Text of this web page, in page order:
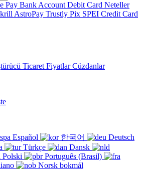
Pay Bank Account Debit Card Neteller
AstroPay Trustly Pix SPEI Credit Card
Ticaret FiyatlarCüzdanlar
Español 한국어
Deutsch
Türkçe
Dansk
Polski
Português (Brasil)
Norsk bokmål